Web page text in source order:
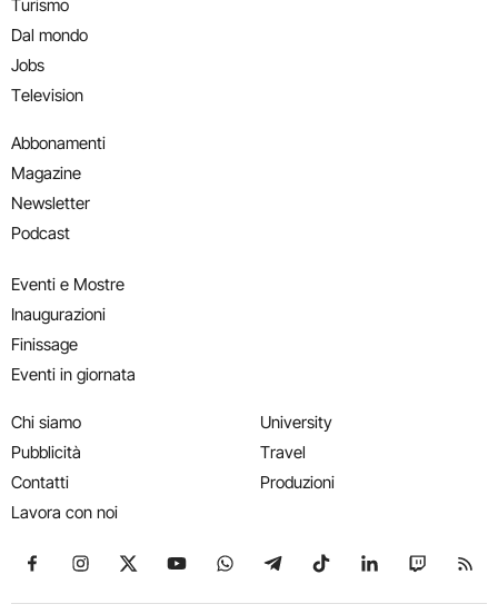
Turismo
Dal mondo
Jobs
Television
Abbonamenti
Magazine
Newsletter
Podcast
Eventi e Mostre
Inaugurazioni
Finissage
Eventi in giornata
Chi siamo
Pubblicità
Contatti
Lavora con noi
University
Travel
Produzioni
Seguici su Facebook
Seguici su Instagram
Seguici su X
Seguici su YouTube
Seguici su WhatsApp
Seguici su Telegram
Seguici su TikTok
Seguici su
Seguici